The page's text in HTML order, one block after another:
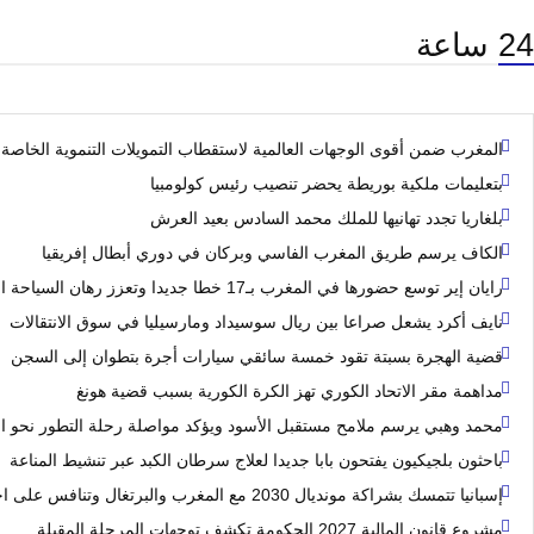
24 ساعة
المغرب ضمن أقوى الوجهات العالمية لاستقطاب التمويلات التنموية الخاصة
بتعليمات ملكية بوريطة يحضر تنصيب رئيس كولومبيا
بلغاريا تجدد تهانيها للملك محمد السادس بعيد العرش
الكاف يرسم طريق المغرب الفاسي وبركان في دوري أبطال إفريقيا
رايان إير توسع حضورها في المغرب بـ17 خطا جديدا وتعزز رهان السياحة الشتوية
نايف أكرد يشعل صراعا بين ريال سوسيداد ومارسيليا في سوق الانتقالات
قضية الهجرة بسبتة تقود خمسة سائقي سيارات أجرة بتطوان إلى السجن
مداهمة مقر الاتحاد الكوري تهز الكرة الكورية بسبب قضية هونغ
محمد وهبي يرسم ملامح مستقبل الأسود ويؤكد مواصلة رحلة التطور نحو
باحثون بلجيكيون يفتحون بابا جديدا لعلاج سرطان الكبد عبر تنشيط المناعة
إسبانيا تتمسك بشراكة مونديال 2030 مع المغرب والبرتغال وتنافس على احتضان النهائي
مشروع قانون المالية 2027 الحكومة تكشف توجهات المرحلة المقبلة